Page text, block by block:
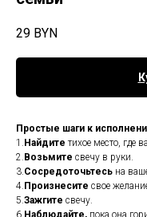
29 BYN
Простые шаги к
1. Найдите тихое место, где
2. Возьмите свечу в руки.
3.Сосредоточьтесь на
4. Произнесите свое
5.Зажгите свечу.